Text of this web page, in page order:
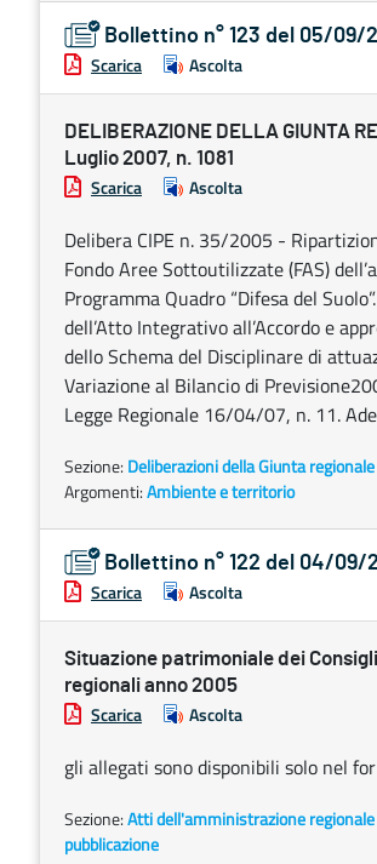
Bollettino n° 123 del 05/09/
Scarica Ascolta
DELIBERAZIONE DELLA GIUNTA
Luglio 2007, n. 1081
Scarica Ascolta
Delibera CIPE n. 35/2005 -
Fondo Aree Sottoutilizzate (FAS)
Programma Quadro “Difesa del
dell’Atto Integrativo all’Accordo e
dello Schema del Disciplinare di
Variazione al Bilancio di
Legge Regionale 16/04/07, n. 11.
Sezione: Deliberazioni della Giunta regionale
Argomenti:Ambiente e territorio
Bollettino n° 122 del 04/09/
Scarica Ascolta
Situazione patrimoniale dei
regionali anno 2005
Scarica Ascolta
gli allegati sono disponibili solo nel
Sezione:Atti dell'amministrazione regionale
pubblicazione